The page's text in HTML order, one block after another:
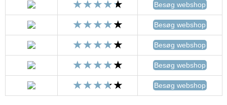
Besøg webshop
Besøg webshop
Besøg webshop
Besøg webshop
Besøg webshop